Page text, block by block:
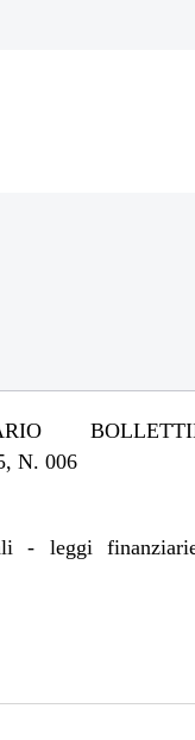
N. 006
- leggi